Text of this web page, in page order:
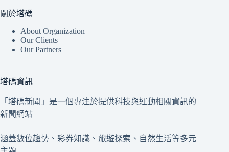
關於塔碼
About Organization
Our Clients
Our Partners
塔碼資訊
「塔碼新聞」是一個專注於提供科技與運動相關資訊的
新聞網站
涵蓋數位趨勢、彩券知識、旅遊探索、自然生活等多元